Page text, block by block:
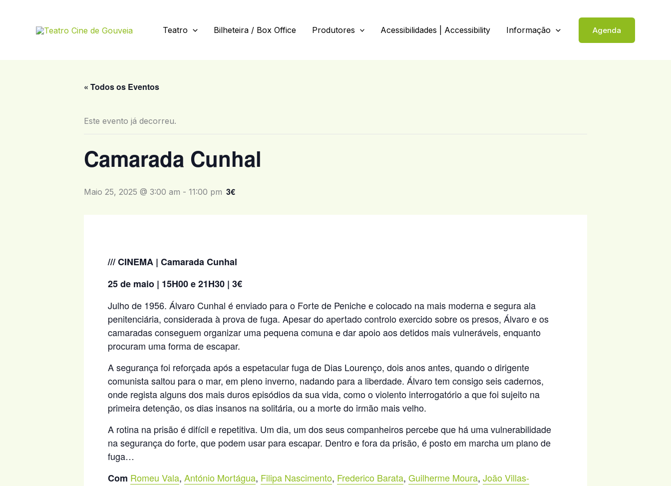
Teatro Bilheteira / Box Office Produtores Acessibilidades | Accessibility Informação Agenda
« Todos os Eventos
Este evento já decorreu.
Camarada Cunhal
Maio 25, 2025 @ 3:00 am - 11:00 pm 3€
/// CINEMA | Camarada Cunhal
25 de maio | 15H00 e 21H30 | 3€
Julho de 1956. Álvaro Cunhal é enviado para o Forte de Peniche e colocado na mais moderna e segura ala
penitenciária, considerada à prova de fuga. Apesar do apertado controlo exercido sobre os presos, Álvaro e os
camaradas conseguem organizar uma pequena comuna e dar apoio aos detidos mais vulneráveis, enquanto
procuram uma forma de escapar.
A segurança foi reforçada após a espetacular fuga de Dias Lourenço, dois anos antes, quando o dirigente
comunista saltou para o mar, em pleno inverno, nadando para a liberdade. Álvaro tem consigo seis cadernos,
onde regista alguns dos mais duros episódios da sua vida, como o violento interrogatório a que foi sujeito na
primeira detenção, os dias insanos na solitária, ou a morte do irmão mais velho.
A rotina na prisão é difícil e repetitiva. Um dia, um dos seus companheiros percebe que há uma vulnerabilidade
na segurança do forte, que podem usar para escapar. Dentro e fora da prisão, é posto em marcha um plano de
fuga…
Com Romeu Vala, António Mortágua, Filipa Nascimento, Frederico Barata, Guilherme Moura, João Villas-